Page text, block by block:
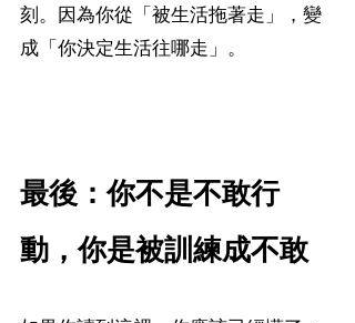
刻。因為你從「被生活拖著走」，變
成「你決定生活往哪走」。
最後：你不是不敢行
動，你是被訓練成不敢